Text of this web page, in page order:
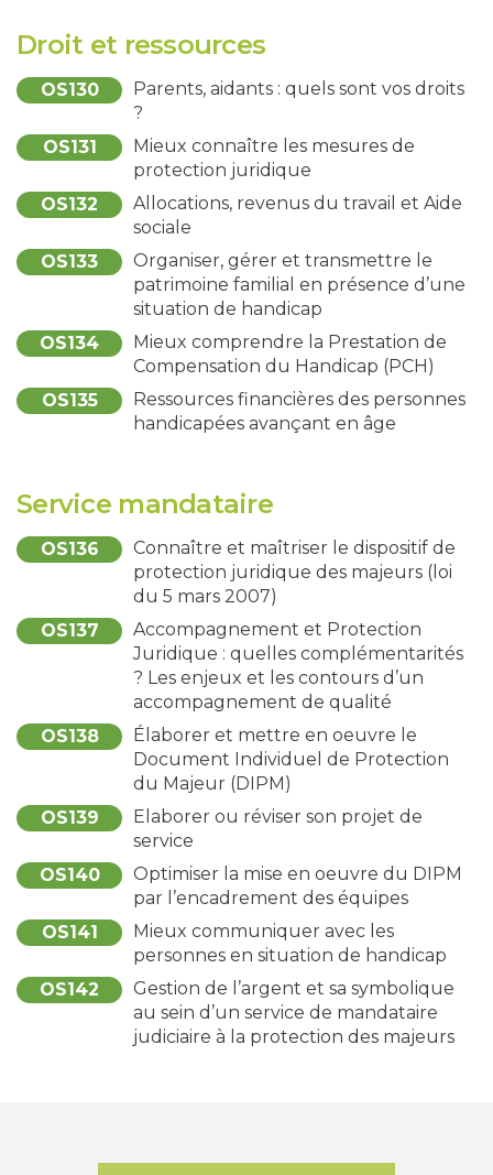
Droit et ressources
OS130
Parents, aidants : quels sont vos droits
?
OS131
Mieux connaître les mesures de
protection juridique
OS132
Allocations, revenus du travail et Aide
sociale
OS133
Organiser, gérer et transmettre le
patrimoine familial en présence d’une
situation de handicap
OS134
Mieux comprendre la Prestation de
Compensation du Handicap (PCH)
OS135
Ressources financières des personnes
handicapées avançant en âge
Service mandataire
OS136
Connaître et maîtriser le dispositif de
protection juridique des majeurs (loi
du 5 mars 2007)
OS137
Accompagnement et Protection
Juridique : quelles complémentarités
? Les enjeux et les contours d’un
accompagnement de qualité
OS138
Élaborer et mettre en oeuvre le
Document Individuel de Protection
du Majeur (DIPM)
OS139
Elaborer ou réviser son projet de
service
OS140
Optimiser la mise en oeuvre du DIPM
par l’encadrement des équipes
OS141
Mieux communiquer avec les
personnes en situation de handicap
OS142
Gestion de l’argent et sa symbolique
au sein d’un service de mandataire
judiciaire à la protection des majeurs